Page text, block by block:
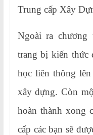
Trung cấp Xây
Ngoài ra chương
trang bị kiến thức
học liên thông
xây dựng. Còn
hoàn thành xong
cấp các bạn sẽ